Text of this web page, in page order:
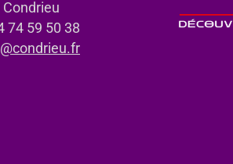
74 59 50 38